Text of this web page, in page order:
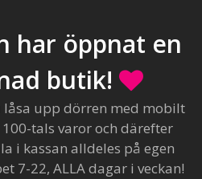
har öppnat en
butik!
låsa upp dörren med mobilt
tals varor och därefter
i kassan alldeles på egen
7-22, ALLA dagar i veckan!